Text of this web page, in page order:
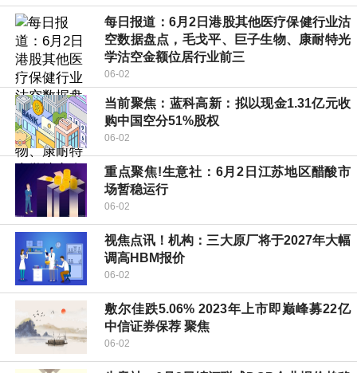
每日报道：6月2日港股其他医疗保健行业沽
空数据盘点，毛戈平、巨子生物、康耐特光
学沽空金额位居行业前三
06-02
当前聚焦：蓝科高新：拟以现金1.31亿元收
购中国空分51%股权
06-02
重点聚焦!生意社：6月2日江苏地区醋酸市
场暂稳运行
06-02
视焦点讯！机构：三大原厂将于2027年大幅
调高HBM报价
06-02
敷尔佳跌5.06% 2023年上市即巅峰募22亿
中信证券保荐 聚焦
06-02